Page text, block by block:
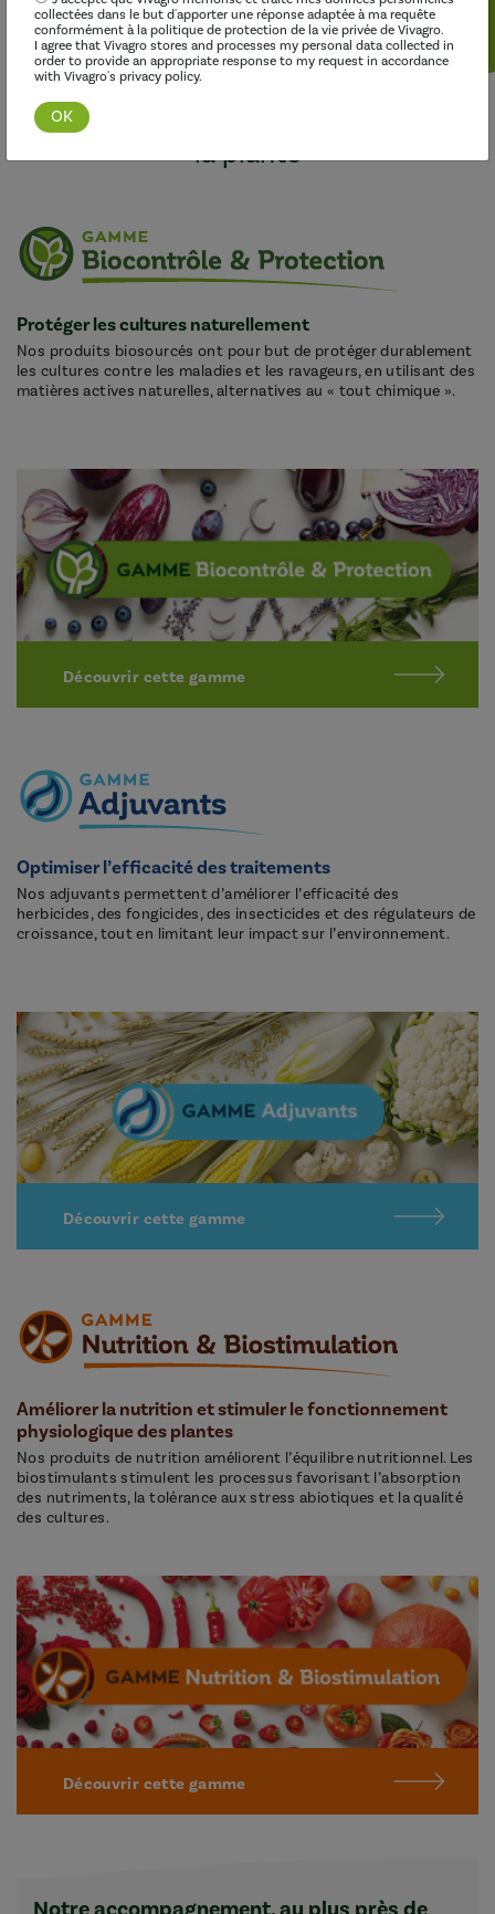
Trois gammes complémentaires
pour répondre à tous les besoins de
la plante
Protéger les cultures naturellement
Nos produits biosourcés ont pour but de protéger durablement
les cultures contre les maladies et les ravageurs, en utilisant des
matières actives naturelles, alternatives au « tout chimique ».
Découvrir cette gamme
Optimiser l’efficacité des traitements
Nos adjuvants permettent d’améliorer l’efficacité des
herbicides, des fongicides, des insecticides et des régulateurs de
croissance, tout en limitant leur impact sur l’environnement.
Découvrir cette gamme
Améliorer la nutrition et stimuler le fonctionnement
physiologique des plantes
Nos produits de nutrition améliorent l’équilibre nutritionnel. Les
biostimulants stimulent les processus favorisant l’absorption
des nutriments, la tolérance aux stress abiotiques et la qualité
des cultures.
Découvrir cette gamme
collectées dans le but d'apporter une réponse adaptée à ma requête
conformément à la politique de protection de la vie privée de Vivagro.
I agree that Vivagro stores and processes my personal data collected in
order to provide an appropriate response to my request in accordance
with Vivagro's privacy policy.